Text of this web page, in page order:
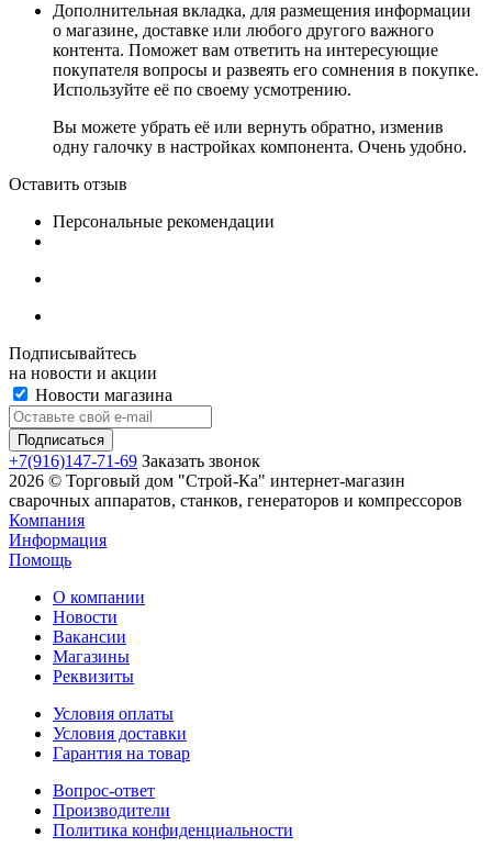
Дополнительная вкладка, для размещения информации
о магазине, доставке или любого другого важного
контента. Поможет вам ответить на интересующие
покупателя вопросы и развеять его сомнения в покупке.
Используйте её по своему усмотрению.
Вы можете убрать её или вернуть обратно, изменив
одну галочку в настройках компонента. Очень удобно.
Оставить отзыв
Персональные рекомендации
Подписывайтесь
на новости и акции
Новости магазина
+7(916)147-71-69 Заказать звонок
2026 © Торговый дом "Строй-Ка" интернет-магазин
сварочных аппаратов, станков, генераторов и компрессоров
Компания
Информация
Помощь
О компании
Новости
Вакансии
Магазины
Реквизиты
Условия оплаты
Условия доставки
Гарантия на товар
Вопрос-ответ
Производители
Политика конфиденциальности